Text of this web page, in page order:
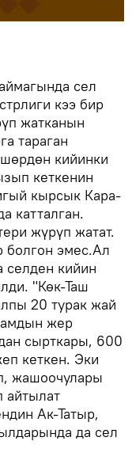
сел
кээ бир
жатканын
тараган
кийинки
кеткенин
кырсык Кара-
катталган.
жүрүп жатат.
болгон эмес.Ал
кийин
"Көк-Таш
20 турак жай
жер
сырткары, 600
кеткен. Эки
жашоочулары
айтылат
Ак-Татыр,
да сел